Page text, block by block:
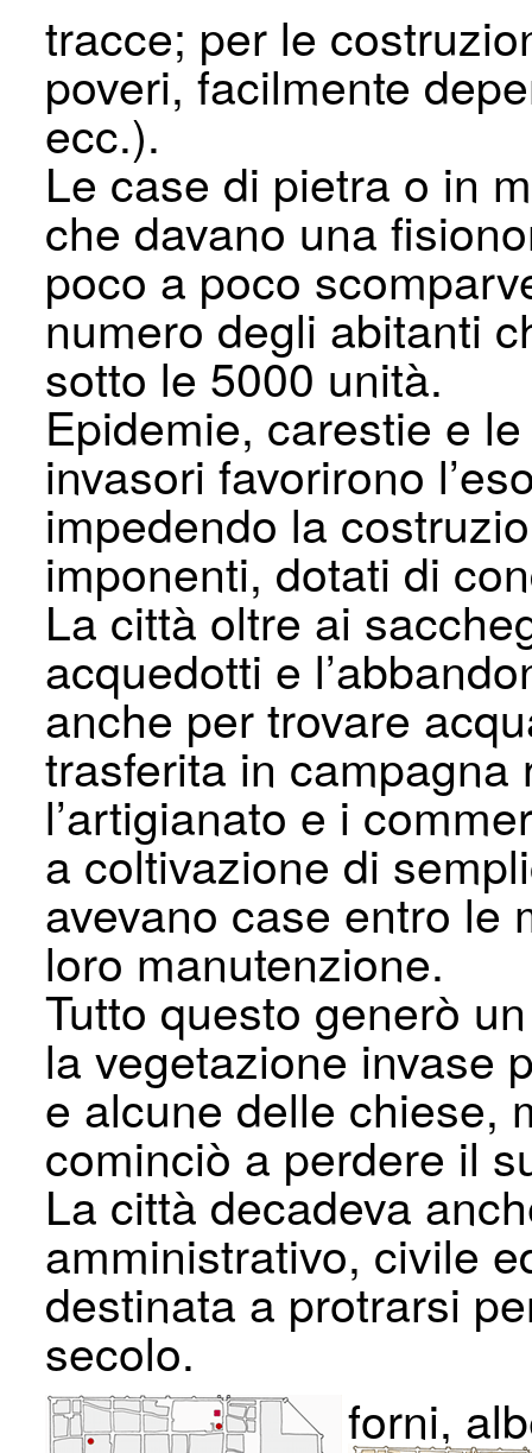
tracce; per le
poveri, facilmente
ecc.).
Le case di pietra o in
che davano una
poco a poco
numero degli abitanti
sotto le 5000 unità.
Epidemie, carestie e
invasori favorirono
impedendo la
imponenti, dotati di
La città oltre ai
acquedotti e
anche per trovare
trasferita in
l’artigianato e i
a coltivazione di
avevano case entro le
loro manutenzione.
Tutto questo generò
la vegetazione invase
e alcune delle chiese,
cominciò a perdere il
La città decadeva
amministrativo, civile
destinata a protrarsi
secolo.
forni,